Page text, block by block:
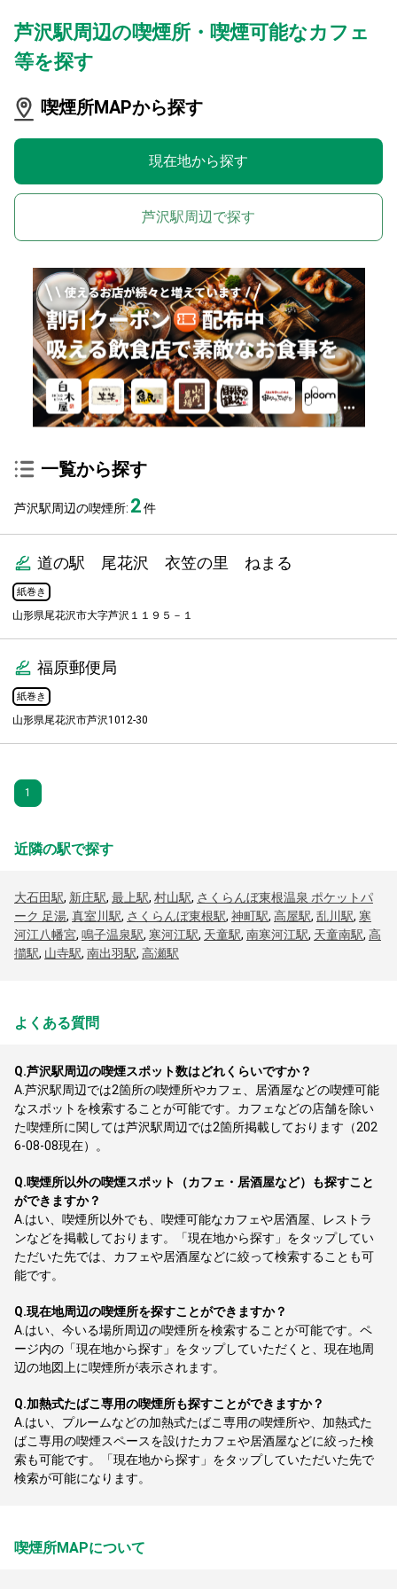
芦沢駅周辺の喫煙所・喫煙可能なカフェ
等を探す
喫煙所MAPから探す
現在地から探す
芦沢駅周辺で探す
一覧から探す
芦沢駅周辺の喫煙所: 2件
道の駅 尾花沢 衣笠の里 ねまる
紙巻き
山形県尾花沢市大字芦沢１１９５－１
福原郵便局
紙巻き
山形県尾花沢市芦沢1012-30
1
近隣の駅で探す
大石田駅, 新庄駅, 最上駅, 村山駅, さくらんぼ東根温泉 ポケットパ
ーク 足湯, 真室川駅, さくらんぼ東根駅, 神町駅, 高屋駅, 乱川駅, 寒
河江八幡宮, 鳴子温泉駅, 寒河江駅, 天童駅, 南寒河江駅, 天童南駅, 高
擶駅, 山寺駅, 南出羽駅, 高瀬駅
よくある質問
Q.芦沢駅周辺の喫煙スポット数はどれくらいですか？
A.芦沢駅周辺では2箇所の喫煙所やカフェ、居酒屋などの喫煙可能
なスポットを検索することが可能です。カフェなどの店舗を除い
た喫煙所に関しては芦沢駅周辺では2箇所掲載しております（202
6-08-08現在）。
Q.喫煙所以外の喫煙スポット（カフェ・居酒屋など）も探すこと
ができますか？
A. はい、喫煙所以外でも、喫煙可能なカフェや居酒屋、レストラ
ンなどを掲載しております。「現在地から探す」をタップしてい
ただいた先では、カフェや居酒屋などに絞って検索することも可
能です。
Q.現在地周辺の喫煙所を探すことができますか？
A. はい、今いる場所周辺の喫煙所を検索することが可能です。ペ
ージ内の「現在地から探す」をタップしていただくと、現在地周
辺の地図上に喫煙所が表示されます。
Q.加熱式たばこ専用の喫煙所も探すことができますか？
A. はい、プルームなどの加熱式たばこ専用の喫煙所や、加熱式た
ばこ専用の喫煙スペースを設けたカフェや居酒屋などに絞った検
索も可能です。「現在地から探す」をタップしていただいた先で
検索が可能になります。
喫煙所MAPについて